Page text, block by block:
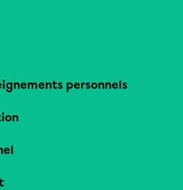
personnels